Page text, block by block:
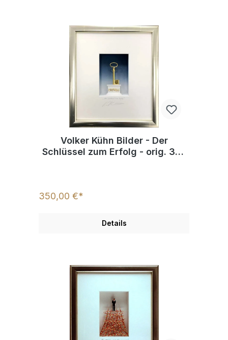
Volker Kühn Bilder - Der
Schlüssel zum Erfolg - orig. 3D-
350,00 €*
Details